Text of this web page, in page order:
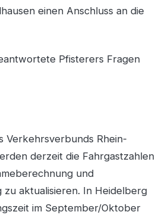
einen Anschluss an die
Pfisterers Fragen
Verkehrsverbunds Rhein-
derzeit die Fahrgastzahlen
und
aktualisieren. In Heidelberg
im September/Oktober